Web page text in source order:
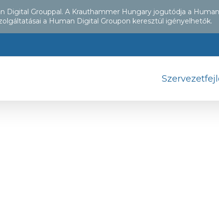
Digital Grouppal. A Krauthammer Hungary jogutódja a
a Human Digital Groupon keresztül igényelhetők.